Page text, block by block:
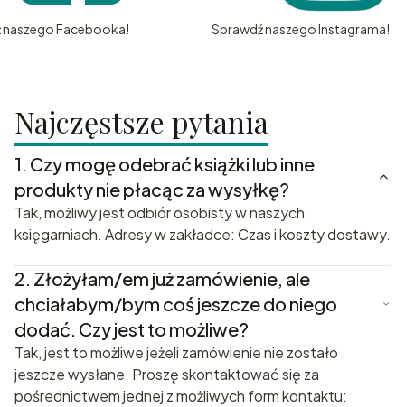
naszego Facebooka! Sprawdź naszego Instagrama!
Najczęstsze pytania
1. Czy mogę odebrać książki lub inne
produkty nie płacąc za wysyłkę?
Tak, możliwy jest odbiór osobisty w naszych
księgarniach. Adresy w zakładce: Czas i koszty dostawy.
2. Złożyłam/em już zamówienie, ale
chciałabym/bym coś jeszcze do niego
dodać. Czy jest to możliwe?
Tak, jest to możliwe jeżeli zamówienie nie zostało
jeszcze wysłane. Proszę skontaktować się za
pośrednictwem jednej z możliwych form kontaktu: